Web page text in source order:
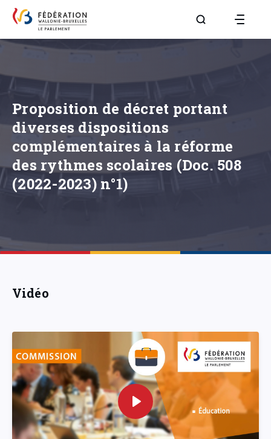
Aller à la page
Proposition de décret portant
diverses dispositions
complémentaires à la réforme
des rythmes scolaires (Doc. 508
(2022-2023) n°1)
Vidéo